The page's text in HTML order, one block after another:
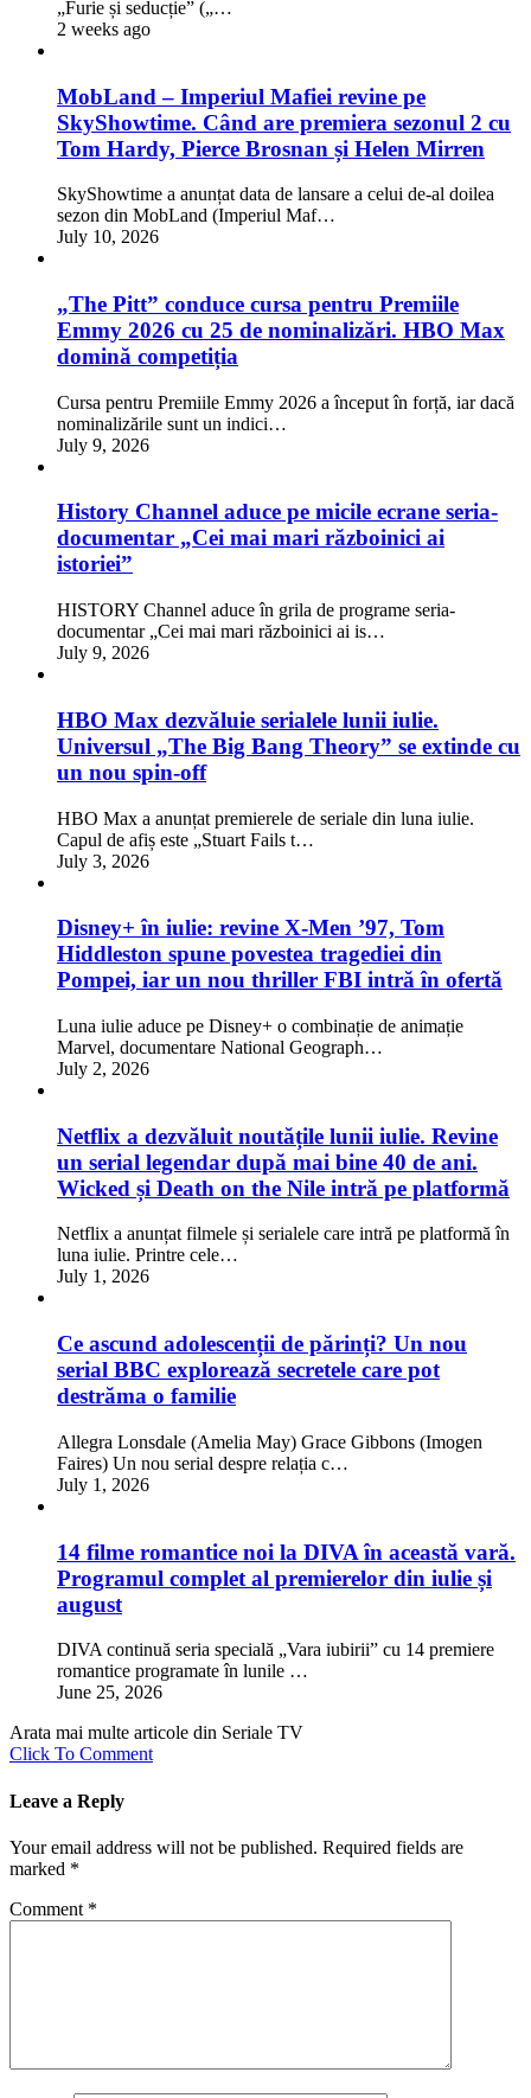
„Furie și seducție” („…
2 weeks ago
MobLand – Imperiul Mafiei revine pe
SkyShowtime. Când are premiera sezonul 2 cu
Tom Hardy, Pierce Brosnan și Helen Mirren
SkyShowtime a anunțat data de lansare a celui de-al doilea
sezon din MobLand (Imperiul Maf…
July 10, 2026
„The Pitt” conduce cursa pentru Premiile
Emmy 2026 cu 25 de nominalizări. HBO Max
domină competiția
Cursa pentru Premiile Emmy 2026 a început în forță, iar dacă
nominalizările sunt un indici…
July 9, 2026
History Channel aduce pe micile ecrane seria-
documentar „Cei mai mari războinici ai
istoriei”
HISTORY Channel aduce în grila de programe seria-
documentar „Cei mai mari războinici ai is…
July 9, 2026
HBO Max dezvăluie serialele lunii iulie.
Universul „The Big Bang Theory” se extinde cu
un nou spin-off
HBO Max a anunțat premierele de seriale din luna iulie.
Capul de afiș este „Stuart Fails t…
July 3, 2026
Disney+ în iulie: revine X-Men ’97, Tom
Hiddleston spune povestea tragediei din
Pompei, iar un nou thriller FBI intră în ofertă
Luna iulie aduce pe Disney+ o combinație de animație
Marvel, documentare National Geograph…
July 2, 2026
Netflix a dezvăluit noutățile lunii iulie. Revine
un serial legendar după mai bine 40 de ani.
Wicked și Death on the Nile intră pe platformă
Netflix a anunțat filmele și serialele care intră pe platformă în
luna iulie. Printre cele…
July 1, 2026
Ce ascund adolescenții de părinți? Un nou
serial BBC explorează secretele care pot
destrăma o familie
Allegra Lonsdale (Amelia May) Grace Gibbons (Imogen
Faires) Un nou serial despre relația c…
July 1, 2026
14 filme romantice noi la DIVA în această vară.
Programul complet al premierelor din iulie și
august
DIVA continuă seria specială „Vara iubirii” cu 14 premiere
romantice programate în lunile …
June 25, 2026
Arata mai multe articole din Seriale TV
Click To Comment
Leave a Reply
Your email address will not be published. Required fields are
marked *
Comment *